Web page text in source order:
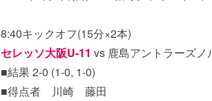
8:40キックオフ(15分×2本)
セレッソ大阪U-11 vs 鹿島アントラーズノ
■結果 2-0 (1-0, 1-0)
■得点者 川崎 藤田